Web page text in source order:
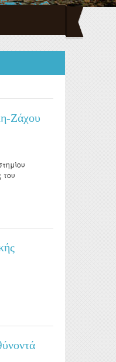
Ζάχου
του